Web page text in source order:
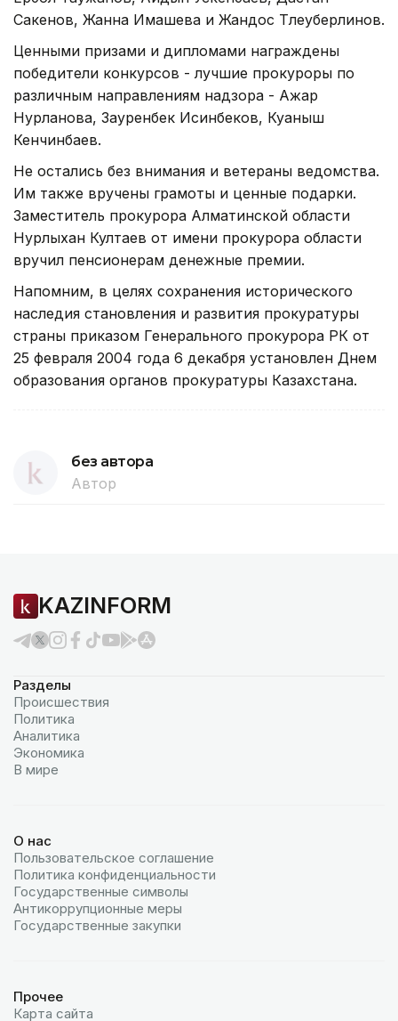
Сакенов, Жанна Имашева и Жандос Тлеуберлинов.
Ценными призами и дипломами награждены
победители конкурсов - лучшие прокуроры по
различным направлениям надзора - Ажар
Нурланова, Зауренбек Исинбеков, Куаныш
Кенчинбаев.
Не остались без внимания и ветераны ведомства.
Им также вручены грамоты и ценные подарки.
Заместитель прокурора Алматинской области
Нурлыхан Култаев от имени прокурора области
вручил пенсионерам денежные премии.
Напомним, в целях сохранения исторического
наследия становления и развития прокуратуры
страны приказом Генерального прокурора РК от
25 февраля 2004 года 6 декабря установлен Днем
образования органов прокуратуры Казахстана.
без автора
Автор
KAZINFORM
Разделы
Происшествия
Политика
Аналитика
Экономика
В мире
О нас
Пользовательское соглашение
Политика конфиденциальности
Государственные символы
Антикоррупционные меры
Государственные закупки
Прочее
Карта сайта